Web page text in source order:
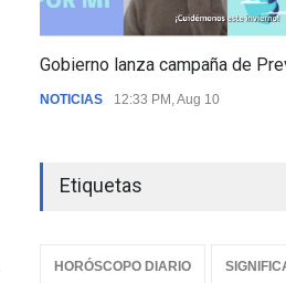
Gobierno lanza campaña de
NOTICIAS 12:33 PM, Aug 10
Etiquetas
HORÓSCOPO DIARIO